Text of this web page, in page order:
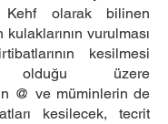
Kehf olarak bilinen
vurulması
kesilmesi
olduğu üzere
@ ve müminlerin de
kesilecek, tecrit